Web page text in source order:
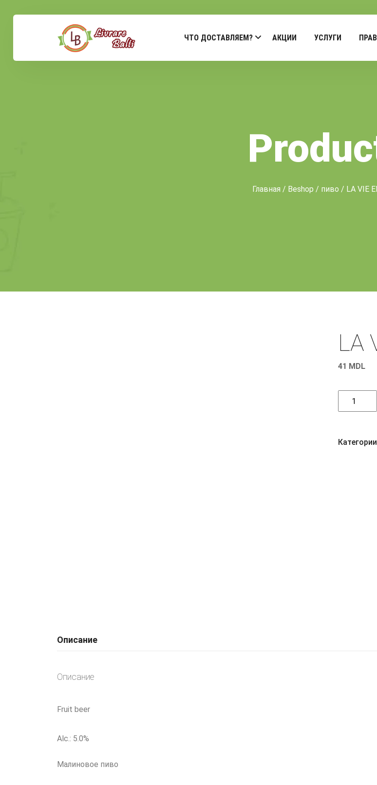
ЧТО ДОСТАВЛЯЕМ? АКЦИИ УСЛУГИ
Главная / Beshop / пиво / LA VIE
LA
41 MDL
товара
VIE
Описание
Описание
Fruit beer
Alc.: 5.0%
Малиновое пиво